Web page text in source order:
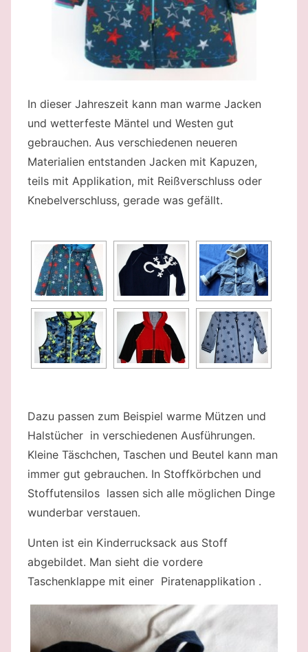
In dieser Jahreszeit kann man warme Jacken
und wetterfeste Mäntel und Westen gut
gebrauchen. Aus verschiedenen neueren
Materialien entstanden Jacken mit Kapuzen,
teils mit Applikation, mit Reißverschluss oder
Knebelverschluss, gerade was gefällt.
Dazu passen zum Beispiel warme Mützen und
Halstücher in verschiedenen Ausführungen.
Kleine Täschchen, Taschen und Beutel kann man
immer gut gebrauchen. In Stoffkörbchen und
Stoffutensilos lassen sich alle möglichen Dinge
wunderbar verstauen.
Unten ist ein Kinderrucksack aus Stoff
abgebildet. Man sieht die vordere
Taschenklappe mit einer Piratenapplikation .